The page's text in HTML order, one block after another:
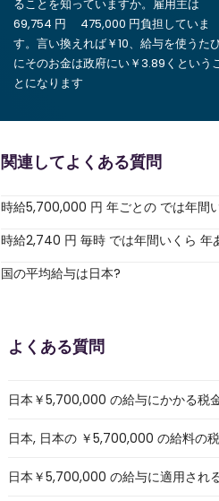
ることを知っていますか。雇用主は
69,754 円 475,000 円負担していま
す。言い換えれば￥10、給与を使うた
にそのお金は政府にい￥3.89くという
とになります
関連してよくある質問
時給5,700,000 円 年ごとの では年間
時給2,740 円 毎時 では年間いくら 年
国の平均給与は日本?
よくある質問
日本￥5,700,000 の給与にかかる税
日本, 日本の ￥5,700,000 の給料の
日本￥5,700,000 の給与に適用され